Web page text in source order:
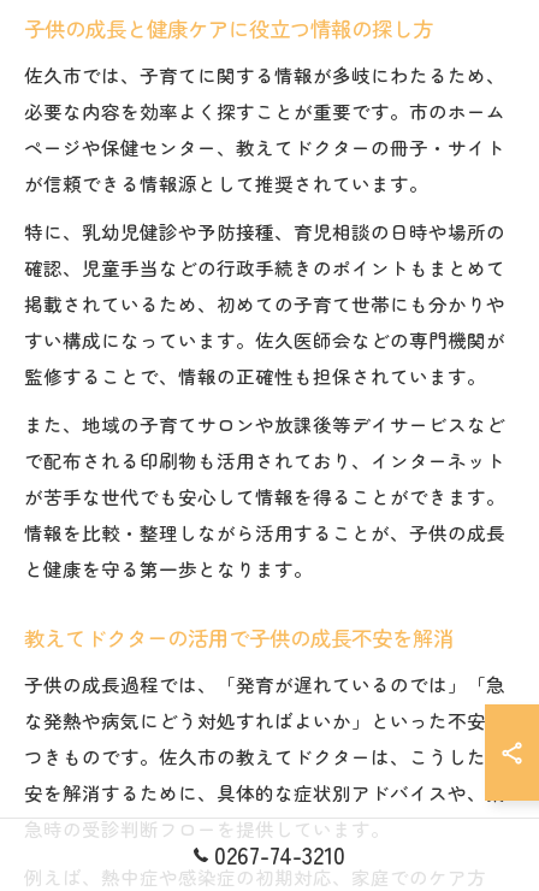
子供の成長と健康ケアに役立つ情報の探し方
佐久市では、子育てに関する情報が多岐にわたるため、
必要な内容を効率よく探すことが重要です。市のホーム
ページや保健センター、教えてドクターの冊子・サイト
が信頼できる情報源として推奨されています。
特に、乳幼児健診や予防接種、育児相談の日時や場所の
確認、児童手当などの行政手続きのポイントもまとめて
掲載されているため、初めての子育て世帯にも分かりや
すい構成になっています。佐久医師会などの専門機関が
監修することで、情報の正確性も担保されています。
また、地域の子育てサロンや放課後等デイサービスなど
で配布される印刷物も活用されており、インターネット
が苦手な世代でも安心して情報を得ることができます。
情報を比較・整理しながら活用することが、子供の成長
と健康を守る第一歩となります。
教えてドクターの活用で子供の成長不安を解消
子供の成長過程では、「発育が遅れているのでは」「急
な発熱や病気にどう対処すればよいか」といった不安が
つきものです。佐久市の教えてドクターは、こうした不
安を解消するために、具体的な症状別アドバイスや、緊
急時の受診判断フローを提供しています。
例えば、熱中症や感染症の初期対応、家庭でのケア方
0267-74-3210